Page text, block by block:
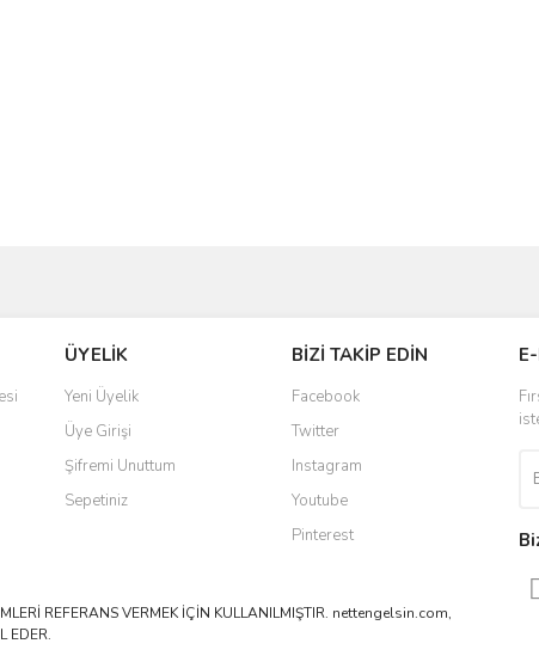
ÜYELİK
Yeni Üyelik
Üye Girişi
Şifremi Unuttum
Sepetiniz
BİZİ TAKİP EDİN
Facebook
Twitter
Instagram
Youtube
Pinterest
REFERANS VERMEK İÇİN KULLANILMIŞTIR. nettengelsin.com,
EDER.